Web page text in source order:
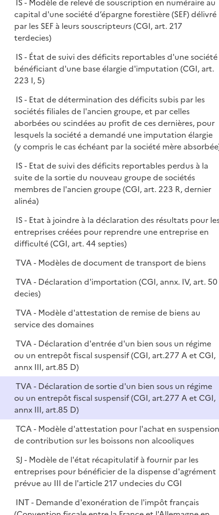
IS - Modèle de relevé de souscription en numéraire au
capital d'une société d’épargne forestière (SEF) délivré
par les SEF à leurs souscripteurs (CGI, art. 217
terdecies)
IS - État de suivi des déficits reportables d'une société
bénéficiant d'une base élargie d'imputation (CGI, art.
223 I, 5)
IS - Etat de détermination des déficits subis par les
sociétés filiales de l'ancien groupe, et par celles
aborbées ou scindées au profit de ces dernières, pour
lesquels la société a demandé une imputation élargie
(y compris le cas échéant par la société mère
IS - Etat de suivi des déficits reportables perdus à la
suite de la sortie du nouveau groupe de sociétés
membres de l'ancien groupe (CGI, art. 223 R, dernier
alinéa)
IS - Etat à joindre à la déclaration des résultats pour
entreprises créées pour reprendre une entreprise en
difficulté (CGI, art. 44 septies)
TVA - Modèles de document de transport de biens
TVA - Déclaration d'importation (CGI, annx. IV, art. 50
decies)
TVA - Modèle d'attestation de remise de biens au
service des domaines
TVA - Déclaration d'entrée d'un bien sous un régime
ou un entrepôt fiscal suspensif (CGI, art.277 A et CGI,
annx III, art.85 D)
TVA - Déclaration de sortie d'un bien sous un régime
ou un entrepôt fiscal suspensif (CGI, art.277 A et CGI,
annx III, art.85 D)
TCA - Modèle d'attestation pour l'achat en
de contribution sur les boissons non alcooliques
SJ - Modèle de l'état récapitulatif à fournir par les
entreprises pour bénéficier de la dispense d'agrément
prévue au III de l'article 217 undecies du CGI
INT - Demande d'exonération de l'impôt français